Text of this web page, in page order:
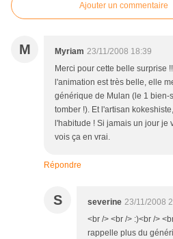
Ajouter un commentaire
M Myriam 23/11/2008 18:39
Merci pour cette belle surprise
l'animation est très belle, elle
générique de Mulan (le 1 bien-
tomber !). Et l'artisan
l'habitude ! Si jamais un jour je
vois ça en vrai.
Répondre
S severine 23/11/2008
<br /> <br /> :)<br />
rappelle plus du